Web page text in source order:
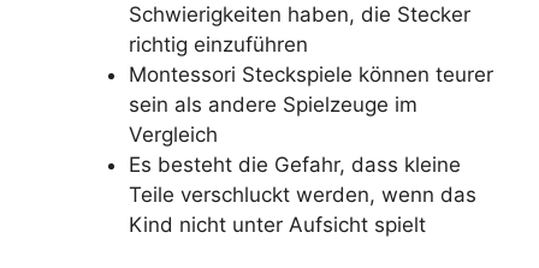
Schwierigkeiten haben, die Stecker
richtig einzuführen
Montessori Steckspiele können teurer
sein als andere Spielzeuge im
Vergleich
Es besteht die Gefahr, dass kleine
Teile verschluckt werden, wenn das
Kind nicht unter Aufsicht spielt